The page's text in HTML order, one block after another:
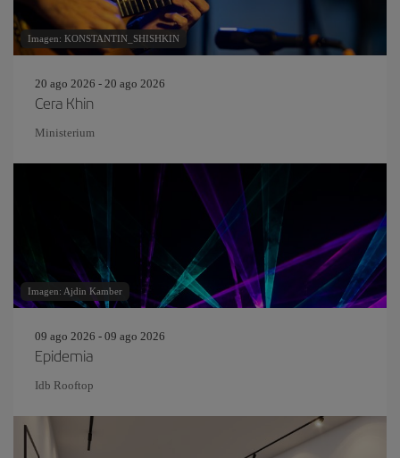
Imagen: KONSTANTIN_SHISHKIN
20 ago 2026 - 20 ago 2026
Cera Khin
Ministerium
Imagen: Ajdin Kamber
09 ago 2026 - 09 ago 2026
Epidemia
Idb Rooftop